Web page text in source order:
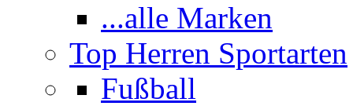
...alle Marken
Top Herren Sportarten
Fußball